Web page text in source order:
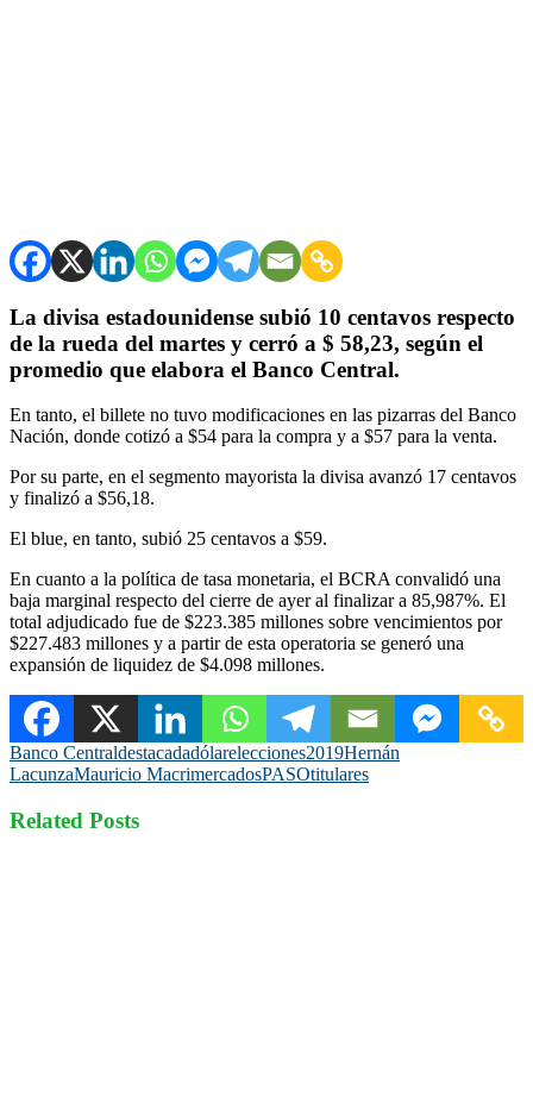
La divisa estadounidense subió 10 centavos respecto
de la rueda del martes y cerró a $ 58,23, según el
promedio que elabora el Banco Central.
En tanto, el billete no tuvo modificaciones en las pizarras del Banco
Nación, donde cotizó a $54 para la compra y a $57 para la venta.
Por su parte, en el segmento mayorista la divisa avanzó 17 centavos
y finalizó a $56,18.
El blue, en tanto, subió 25 centavos a $59.
En cuanto a la política de tasa monetaria, el BCRA convalidó una
baja marginal respecto del cierre de ayer al finalizar a 85,987%. El
total adjudicado fue de $223.385 millones sobre vencimientos por
$227.483 millones y a partir de esta operatoria se generó una
expansión de liquidez de $4.098 millones.
Banco Centraldestacadadólarelecciones2019Hernán
LacunzaMauricio MacrimercadosPASOtitulares
Related Posts